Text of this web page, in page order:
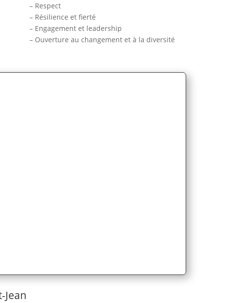
– Respect
– Résilience et fierté
– Engagement et leadership
– Ouverture au changement et à la diversité
Jean